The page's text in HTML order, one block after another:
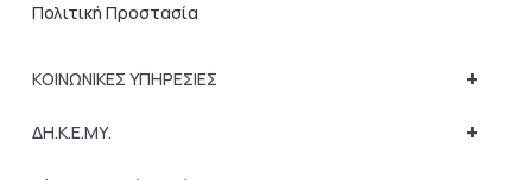
Πολιτική Προστασία
+
ΚΟΙΝΩΝΙΚΕΣ ΥΠΗΡΕΣΙΕΣ
+
ΔΗ.Κ.Ε.ΜΥ.